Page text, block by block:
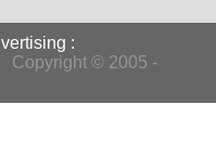
:
Copyright © 2005 -